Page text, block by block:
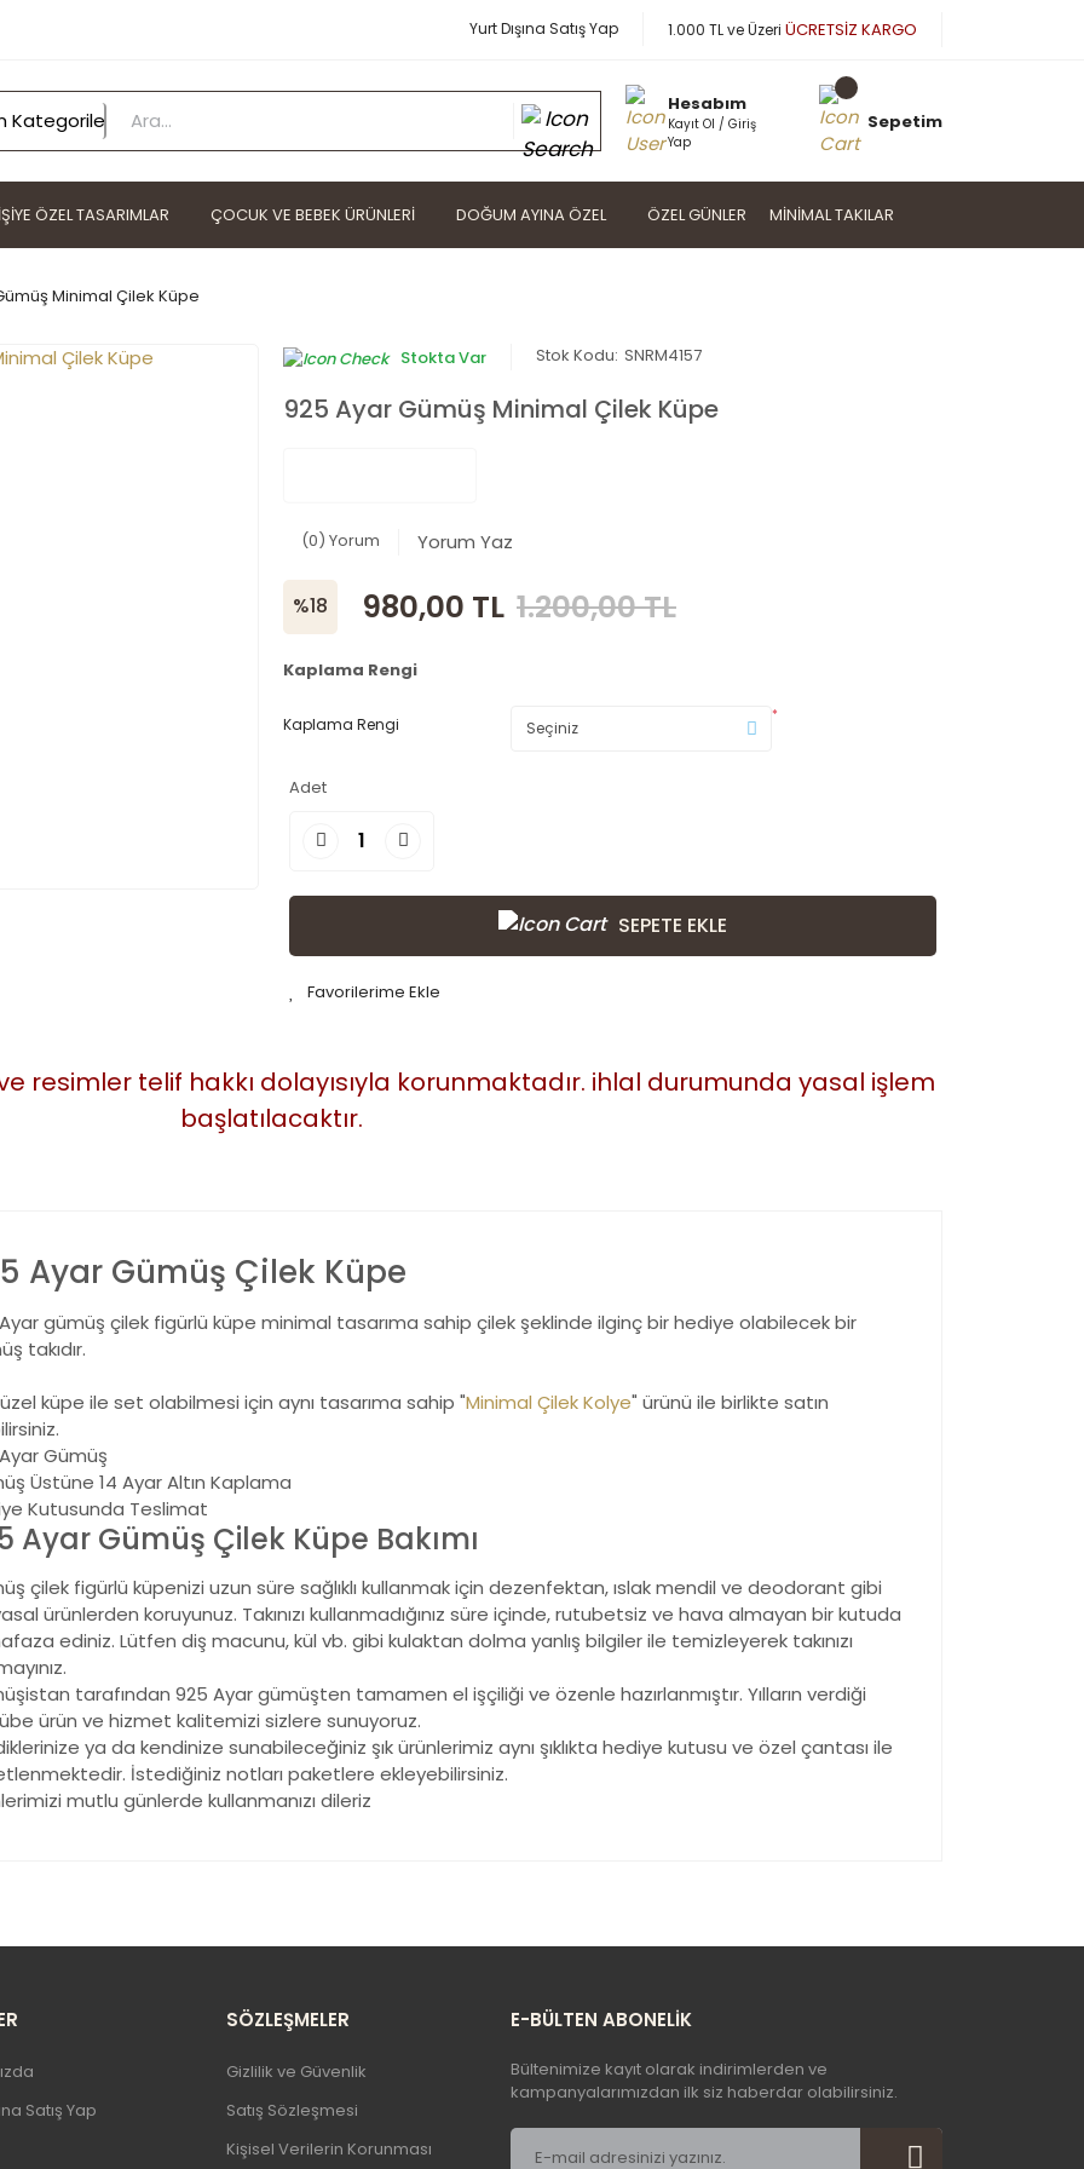
Yurt Dışına Satış Yap 1.000 TL ve Üzeri ÜCRETSİZ KARGO
Hesabım
Kayıt Ol / Giriş
Yap
Sepetim
ÖZEL TASARIMLAR ÇOCUK VE BEBEK ÜRÜNLERI DOĞUM AYINA ÖZEL ÖZEL GÜNLER MINIMAL TAKILAR
Minimal Çilek Küpe
Stokta Var Stok Kodu: SNRM4157
925 Ayar Gümüş Minimal Çilek Küpe
(0) Yorum Yorum Yaz
%18 980,00 TL 1.200,00 TL
Kaplama Rengi
Kaplama Rengi *
Adet
SEPETE EKLE
resimler telif hakkı dolayısıyla korunmaktadır. ihlal durumunda yasal işlem
başlatılacaktır.
Ayar Gümüş Çilek Küpe
gümüş çilek figürlü küpe minimal tasarıma sahip çilek şeklinde ilginç bir hediye olabilecek bir
takıdır.
küpe ile set olabilmesi için aynı tasarıma sahip "Minimal Çilek Kolye" ürünü ile birlikte satın
Gümüş
Üstüne 14 Ayar Altın Kaplama
Kutusunda Teslimat
Ayar Gümüş Çilek Küpe Bakımı
çilek figürlü küpenizi uzun süre sağlıklı kullanmak için dezenfektan, ıslak mendil ve deodorant gibi
ürünlerden koruyunuz. Takınızı kullanmadığınız süre içinde, rutubetsiz ve hava almayan bir kutuda
ediniz. Lütfen diş macunu, kül vb. gibi kulaktan dolma yanlış bilgiler ile temizleyerek takınızı
tarafından 925 Ayar gümüşten tamamen el işçiliği ve özenle hazırlanmıştır. Yılların verdiği
ürün ve hizmet kalitemizi sizlere sunuyoruz.
ya da kendinize sunabileceğiniz şık ürünlerimiz aynı şıklıkta hediye kutusu ve özel çantası ile
İstediğiniz notları paketlere ekleyebilirsiniz.
mutlu günlerde kullanmanızı dileriz
Ürün açıklamasında eksik bilgiler bulunuyor.
Ürün fiyatı diğer sitelerden daha pahalı.
Bu ürüne benzer farklı alternatifler olmalı.
Satış Yap
SÖZLEŞMELER
Gizlilik ve Güvenlik
Satış Sözleşmesi
Kişisel Verilerin Korunması
E-BÜLTEN ABONELİK
Bültenimize kayıt olarak indirimlerden ve
kampanyalarımızdan ilk siz haberdar olabilirsiniz.